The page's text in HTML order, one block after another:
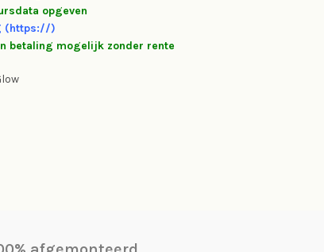
opgeven
(https://)
betaling mogelijk zonder rente